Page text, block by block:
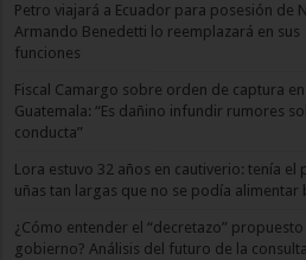
Petro viajará a Ecuador para posesión de
Armando Benedetti lo reemplazará en sus
funciones
Fiscal Camargo sobre orden de captura en
Guatemala: “Es dañino infundir rumores
conducta”
Lora estuvo 32 años en cautiverio: tenía el
uñas tan largas que no se podía alimentar
¿Cómo entender el “decretazo” propuesto
gobierno? Análisis del futuro de la consulta